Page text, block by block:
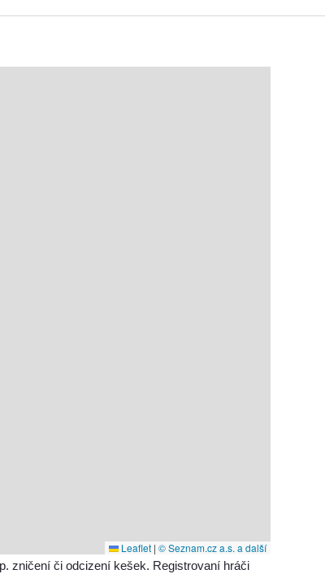
Leaflet | © Seznam.cz a.s. a další
zničení či odcizení kešek. Registrovaní hráči